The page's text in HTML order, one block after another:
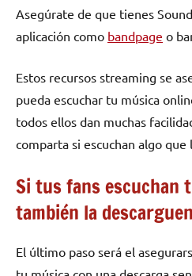
Asegúrate de que tienes
aplicación como bandpage o
Estos recursos streaming se
pueda escuchar tu música
todos ellos dan muchas
comparta si escuchan algo que
Si tus fans escuchan
también la descarguen
El último paso será el